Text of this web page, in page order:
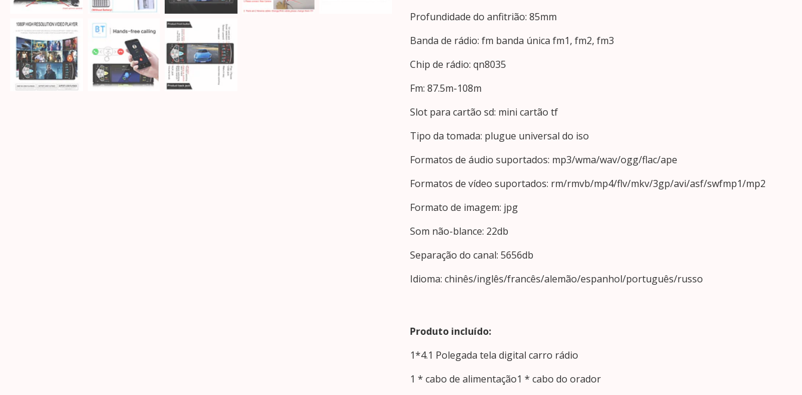
Profundidade do anfitrião: 85mm
Banda de rádio: fm banda única fm1, fm2, fm3
Chip de rádio: qn8035
Fm: 87.5m-108m
Slot para cartão sd: mini cartão tf
Tipo da tomada: plugue universal do iso
Formatos de áudio suportados: mp3/wma/wav/ogg/flac/ape
Formatos de vídeo suportados: rm/rmvb/mp4/flv/mkv/3gp/avi/asf/swfmp1/mp2
Formato de imagem: jpg
Som não-blance: 22db
Separação do canal: 5656db
Idioma: chinês/inglês/francês/alemão/espanhol/português/russo
Produto incluído:
1*4.1 Polegada tela digital carro rádio
1 * cabo de alimentação1 * cabo do orador